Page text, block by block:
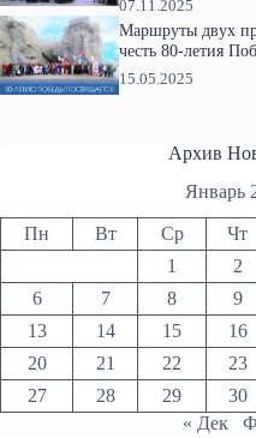
07.11.2025
Маршруты двух
честь 80-летия
15.05.2025
Архив
Январь
Пн Вт Ср Чт
1
2
6
7 8 9
13
14 15 16
20
21 22 23
27
28 29 30
« Дек